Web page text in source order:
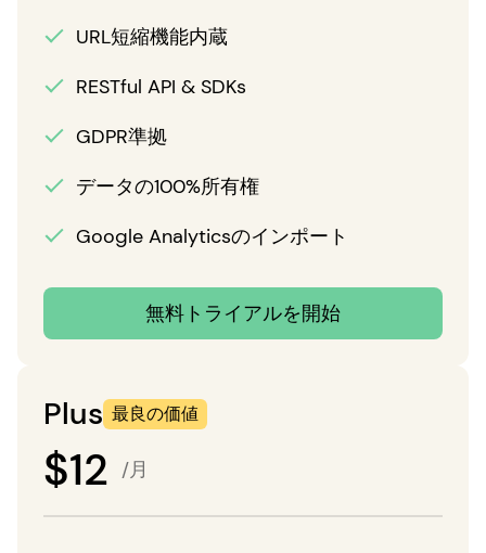
URL短縮機能内蔵
RESTful API & SDKs
GDPR準拠
データの100%所有権
Google Analyticsのインポート
無料トライアルを開始
Plus 最良の価値
$12 /月